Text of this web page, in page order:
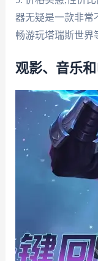
器无疑是一款非常
畅游玩塔瑞斯世界
观影、音乐